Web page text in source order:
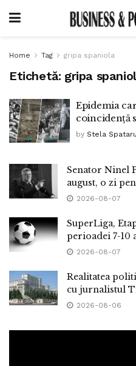
Home Tag gripa spaniola
Etichetă: gripa
Epidemia
coincidență
by Stela Spataru
Senator Ninel
august, o zi
2026-08-07
SuperLiga,
perioadei 7-10
2026-08-07
Realitatea
cu jurnalistul
2026-08-06